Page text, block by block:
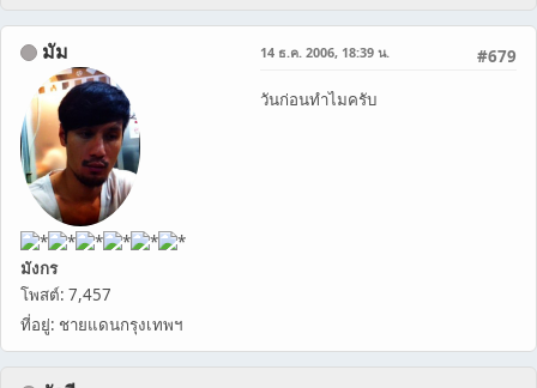
มัม
มังกร
โพสต์: 7,457
ที่อยู่: ชายแดนกรุงเทพฯ
#679
14 ธ.ค. 2006, 18:39 น.
วันก่อนทำไมครับ